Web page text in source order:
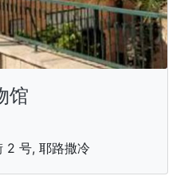
馆
2 号, 耶路撒冷